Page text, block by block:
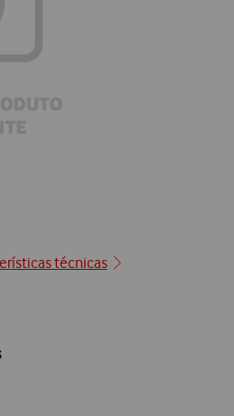
técnicas